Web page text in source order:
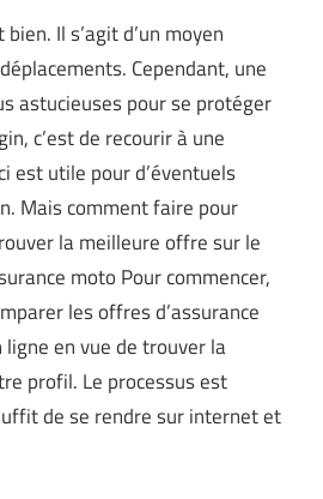
Il s’agit d’un moyen
Cependant, une
astucieuses pour se protéger
c’est de recourir à une
est utile pour d’éventuels
Mais comment faire pour
la meilleure offre sur le
moto Pour commencer,
les offres d’assurance
en vue de trouver la
profil. Le processus est
de se rendre sur internet et